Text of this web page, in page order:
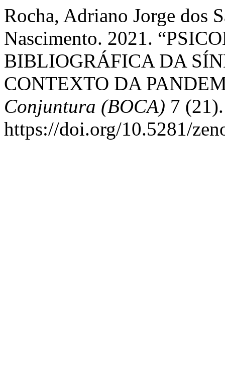
Rocha, Adriano Jorge dos
Nascimento. 2021.
BIBLIOGRÁFICA DA
CONTEXTO DA
Conjuntura (BOCA) 7
https://doi.org/10.5281/